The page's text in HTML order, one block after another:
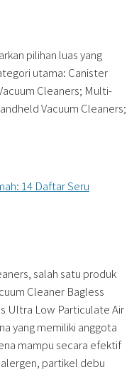
pilihan luas yang
utama: Canister
Cleaners; Multi-
Vacuum Cleaners;
14 Daftar Seru
salah satu produk
Cleaner Bagless
Ultra Low Particulate Air
yang memiliki anggota
mampu secara efektif
partikel debu